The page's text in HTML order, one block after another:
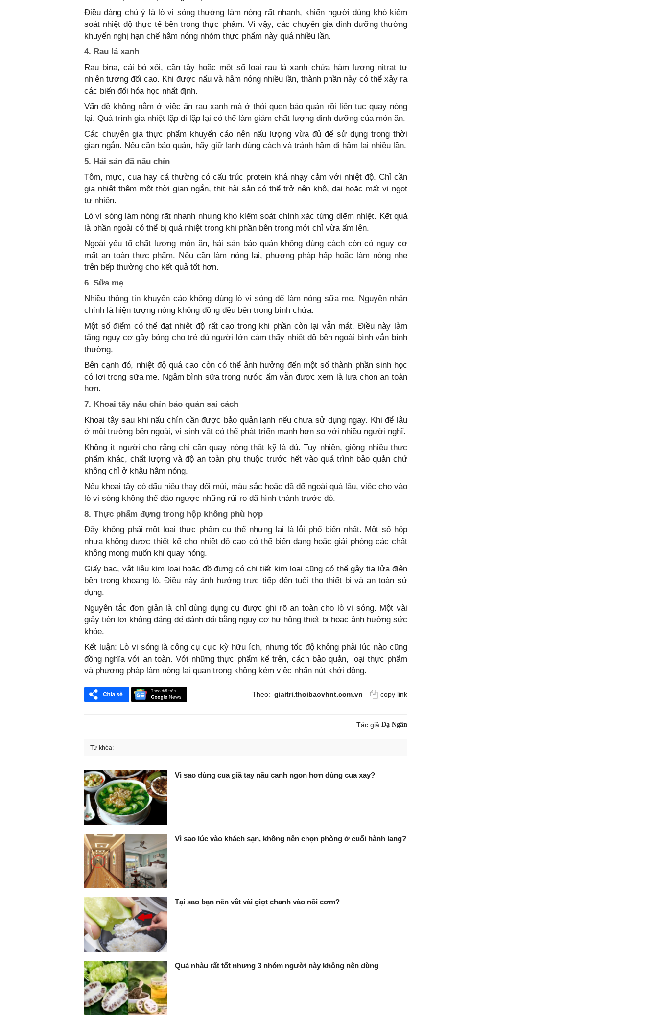
Điều đáng chú ý là lò vi sóng thường làm nóng rất nhanh, khiến người dùng khó kiểm
soát nhiệt độ thực tế bên trong thực phẩm. Vì vậy, các chuyên gia dinh dưỡng thường
khuyến nghị hạn chế hâm nóng nhóm thực phẩm này quá nhiều lần.
4. Rau lá xanh
Rau bina, cải bó xôi, cần tây hoặc một số loại rau lá xanh chứa hàm lượng nitrat tự
nhiên tương đối cao. Khi được nấu và hâm nóng nhiều lần, thành phần này có thể xảy ra
các biến đổi hóa học nhất định.
Vấn đề không nằm ở việc ăn rau xanh mà ở thói quen bảo quản rồi liên tục quay nóng
lại. Quá trình gia nhiệt lặp đi lặp lại có thể làm giảm chất lượng dinh dưỡng của món ăn.
Các chuyên gia thực phẩm khuyến cáo nên nấu lượng vừa đủ để sử dụng trong thời
gian ngắn. Nếu cần bảo quản, hãy giữ lạnh đúng cách và tránh hâm đi hâm lại nhiều lần.
5. Hải sản đã nấu chín
Tôm, mực, cua hay cá thường có cấu trúc protein khá nhạy cảm với nhiệt độ. Chỉ cần
gia nhiệt thêm một thời gian ngắn, thịt hải sản có thể trở nên khô, dai hoặc mất vị ngọt
tự nhiên.
Lò vi sóng làm nóng rất nhanh nhưng khó kiểm soát chính xác từng điểm nhiệt. Kết quả
là phần ngoài có thể bị quá nhiệt trong khi phần bên trong mới chỉ vừa ấm lên.
Ngoài yếu tố chất lượng món ăn, hải sản bảo quản không đúng cách còn có nguy cơ
mất an toàn thực phẩm. Nếu cần làm nóng lại, phương pháp hấp hoặc làm nóng nhẹ
trên bếp thường cho kết quả tốt hơn.
6. Sữa mẹ
Nhiều thông tin khuyến cáo không dùng lò vi sóng để làm nóng sữa mẹ. Nguyên nhân
chính là hiện tượng nóng không đồng đều bên trong bình chứa.
Một số điểm có thể đạt nhiệt độ rất cao trong khi phần còn lại vẫn mát. Điều này làm
tăng nguy cơ gây bỏng cho trẻ dù người lớn cảm thấy nhiệt độ bên ngoài bình vẫn bình
thường.
Bên cạnh đó, nhiệt độ quá cao còn có thể ảnh hưởng đến một số thành phần sinh học
có lợi trong sữa mẹ. Ngâm bình sữa trong nước ấm vẫn được xem là lựa chọn an toàn
hơn.
7. Khoai tây nấu chín bảo quản sai cách
Khoai tây sau khi nấu chín cần được bảo quản lạnh nếu chưa sử dụng ngay. Khi để lâu
ở môi trường bên ngoài, vi sinh vật có thể phát triển mạnh hơn so với nhiều người nghĩ.
Không ít người cho rằng chỉ cần quay nóng thật kỹ là đủ. Tuy nhiên, giống nhiều thực
phẩm khác, chất lượng và độ an toàn phụ thuộc trước hết vào quá trình bảo quản chứ
không chỉ ở khâu hâm nóng.
Nếu khoai tây có dấu hiệu thay đổi mùi, màu sắc hoặc đã để ngoài quá lâu, việc cho vào
lò vi sóng không thể đảo ngược những rủi ro đã hình thành trước đó.
8. Thực phẩm đựng trong hộp không phù hợp
Đây không phải một loại thực phẩm cụ thể nhưng lại là lỗi phổ biến nhất. Một số hộp
nhựa không được thiết kế cho nhiệt độ cao có thể biến dạng hoặc giải phóng các chất
không mong muốn khi quay nóng.
Giấy bạc, vật liệu kim loại hoặc đồ đựng có chi tiết kim loại cũng có thể gây tia lửa điện
bên trong khoang lò. Điều này ảnh hưởng trực tiếp đến tuổi thọ thiết bị và an toàn sử
dụng.
Nguyên tắc đơn giản là chỉ dùng dụng cụ được ghi rõ an toàn cho lò vi sóng. Một vài
giây tiện lợi không đáng để đánh đổi bằng nguy cơ hư hỏng thiết bị hoặc ảnh hưởng sức
khỏe.
Kết luận: Lò vi sóng là công cụ cực kỳ hữu ích, nhưng tốc độ không phải lúc nào cũng
đồng nghĩa với an toàn. Với những thực phẩm kể trên, cách bảo quản, loại thực phẩm
và phương pháp làm nóng lại quan trọng không kém việc nhấn nút khởi động.
Theo: giaitri.thoibaovhnt.com.vn copy link
Tác giả:Dạ Ngân
Từ khóa:
Vì sao dùng cua giã tay nấu canh ngon hơn dùng cua xay?
Vì sao lúc vào khách sạn, không nên chọn phòng ở cuối hành lang?
Tại sao bạn nên vắt vài giọt chanh vào nồi cơm?
Quả nhàu rất tốt nhưng 3 nhóm người này không nên dùng